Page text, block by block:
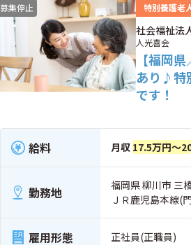
募集停止 特別養護老
社会福祉法
人光喜会
【福岡
あり♪特
です！
給料 月収 17.5万円～
勤務地
福岡県 柳川市 三
ＪＲ鹿児島本線(
雇用形態 正社員(正職員)